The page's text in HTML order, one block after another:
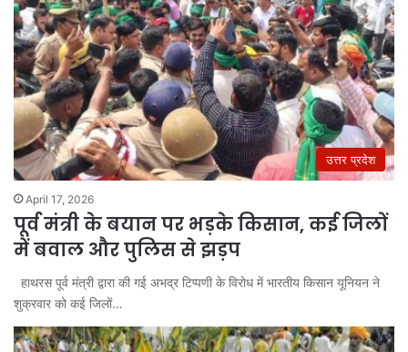
उत्तर प्रदेश
April 17, 2026
पूर्व मंत्री के बयान पर भड़के किसान, कई जिलों
में बवाल और पुलिस से झड़प
हाथरस पूर्व मंत्री द्वारा की गई अभद्र टिप्पणी के विरोध में भारतीय किसान यूनियन ने
शुक्रवार को कई जिलों…